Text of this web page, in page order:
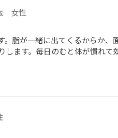
女性
。脂が一緒に出てくるからか、
します。毎日のむと体が慣れ